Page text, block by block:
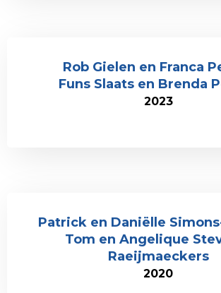
Rob Gielen en Franca
Funs Slaats en Brenda
2023
Patrick en Daniëlle
Tom en Angelique
Raeijmaeckers
2020